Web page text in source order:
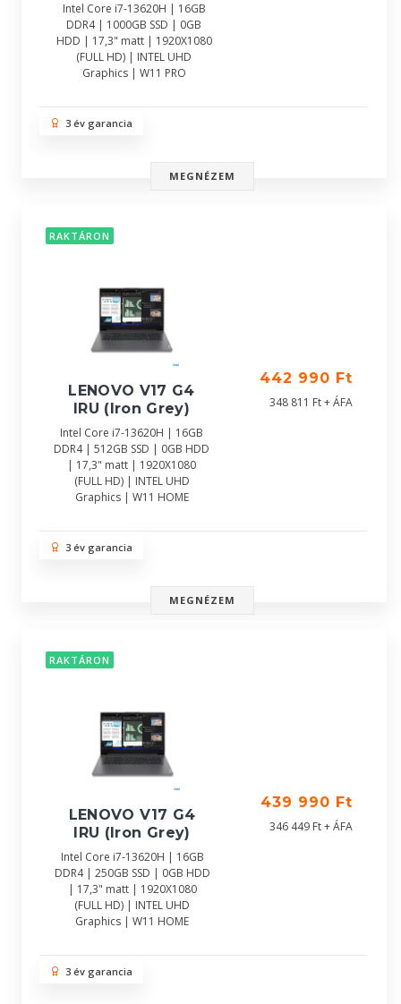
Intel Core i7-13620H | 16GB
DDR4 | 1000GB SSD | 0GB
HDD | 17,3" matt | 1920X1080
(FULL HD) | INTEL UHD
Graphics | W11 PRO
3 év garancia
MEGNÉZEM
RAKTÁRON
LENOVO V17 G4
IRU (Iron Grey)
Intel Core i7-13620H | 16GB
DDR4 | 512GB SSD | 0GB HDD
| 17,3" matt | 1920X1080
(FULL HD) | INTEL UHD
Graphics | W11 HOME
442 990 Ft
348 811 Ft + ÁFA
3 év garancia
MEGNÉZEM
RAKTÁRON
LENOVO V17 G4
IRU (Iron Grey)
Intel Core i7-13620H | 16GB
DDR4 | 250GB SSD | 0GB HDD
| 17,3" matt | 1920X1080
(FULL HD) | INTEL UHD
Graphics | W11 HOME
439 990 Ft
346 449 Ft + ÁFA
3 év garancia